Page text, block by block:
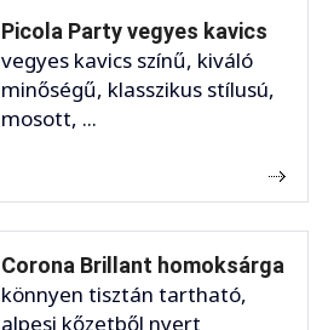
Picola Party vegyes kavics
vegyes kavics színű, kiváló
minőségű, klasszikus stílusú,
mosott, ...
Corona Brillant homoksárga
könnyen tisztán tartható,
alpesi kőzetből nyert